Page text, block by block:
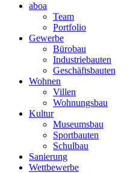
aboa
Team
Portfolio
Gewerbe
Bürobau
Industriebauten
Geschäftsbauten
Wohnen
Villen
Wohnungsbau
Kultur
Museumsbau
Sportbauten
Schulbau
Sanierung
Wettbewerbe